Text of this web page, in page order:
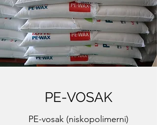
PE-VOSAK
PE-vosak (niskopolimerni)